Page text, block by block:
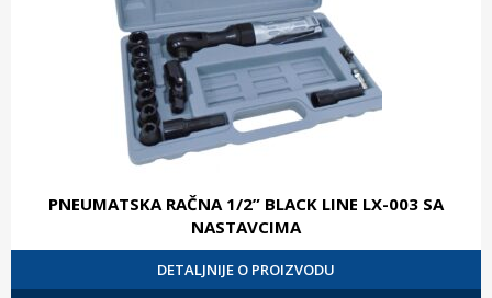
PNEUMATSKA RAČNA 1/2” BLACK LINE LX-003 SA
NASTAVCIMA
DETALJNIJE O PROIZVODU